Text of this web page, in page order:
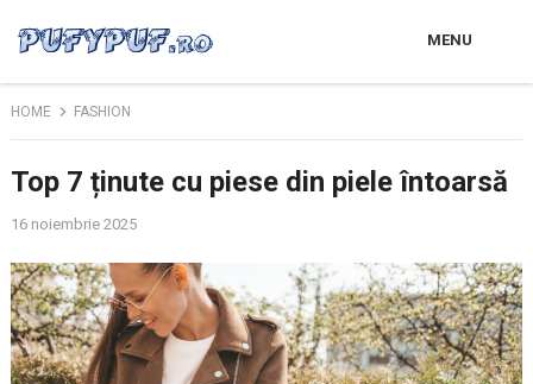
MENU
HOME FASHION
Top 7 ținute cu piese din piele întoarsă
16 noiembrie 2025